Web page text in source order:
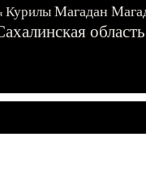
Курилы Магадан
область